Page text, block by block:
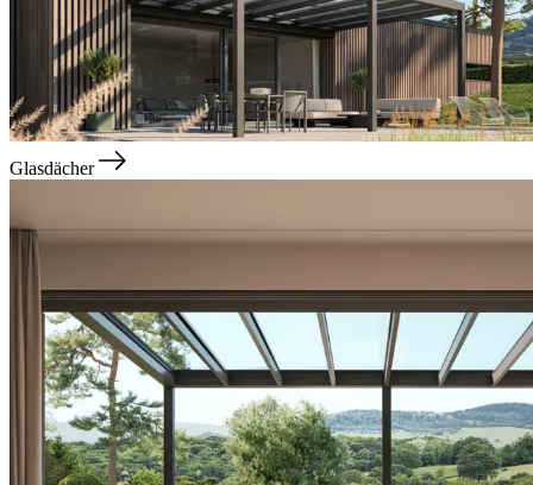
Glasdächer